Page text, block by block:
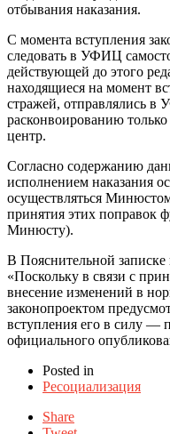
отбывания наказания.
С момента вступления
следовать в УФИЦ
действующей до этого
находящиеся на момент
стражей, отправлялись
расконвоированию
центр.
Согласно содержанию
исполнением наказания
осуществляться
принятия этих поправок
Минюсту).
В Пояснительной записке
«Поскольку в связи с
внесение изменений в
законопроектом
вступления его в силу —
официального
Posted in
Ресоциализация
Share